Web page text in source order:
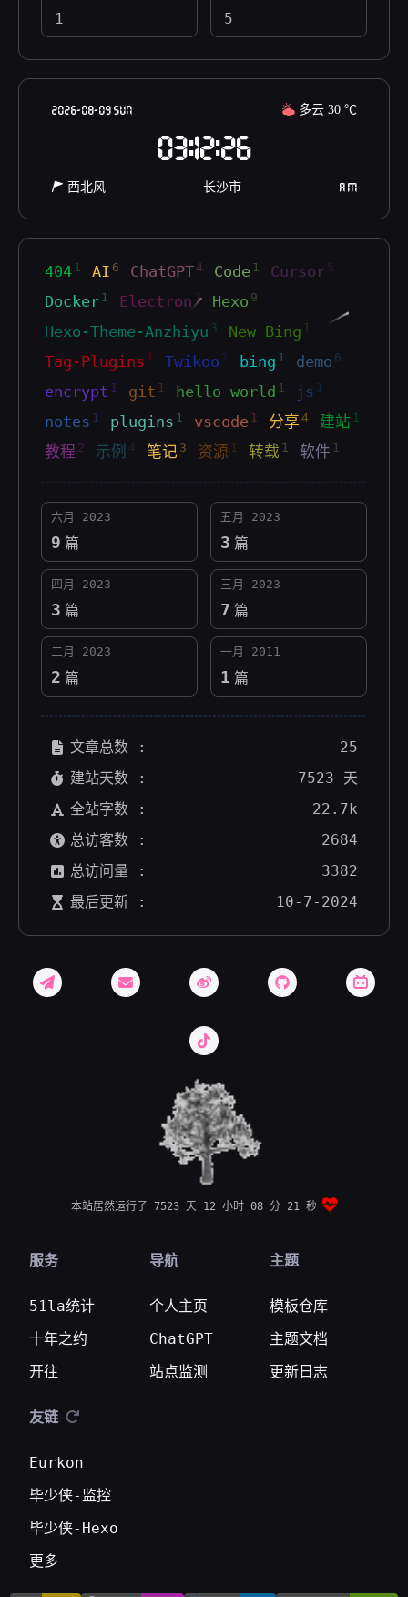
1 5
2026-08-09 SUN 多云 30 ℃
03:12:27
西北风 长沙市 A M
404 1 AI 6 ChatGPT 4 Code 1 Cursor
Docker 1 Electron 1 Hexo 9
Hexo-Theme-Anzhiyu 3 New Bing 1
Tag-Plugins 1 Twikoo 1 bing 1 demo 6
encrypt 1 git 1 hello world 1 js 1
notes 1 plugins 1 vscode 1 分享 4 建站 1
教程 2 示例 4 笔记 3 资源 1 转载 1 软件 1
六月 2023
9 篇
五月 2023
3 篇
四月 2023
3 篇
三月 2023
7 篇
二月 2023
2 篇
一月 2011
1 篇
文章总数 :
25
建站天数 :
7523 天
全站字数 :
22.7k
总访客数 :
2684
总访问量 :
3382
最后更新 :
10-7-2024
本站居然运行了 7523 天12 小时 08 分 22 秒
服务
51la统计
十年之约
开往
导航
个人主页
ChatGPT
站点监测
主题
模板仓库
主题文档
更新日志
友链
Eurkon
毕少侠-监控
毕少侠-Hexo
更多